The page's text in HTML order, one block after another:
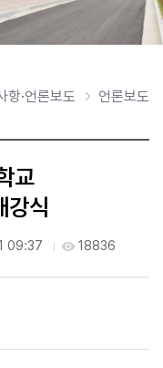
항·언론보도 언론보도
교
강식
09:37 visibility 18836